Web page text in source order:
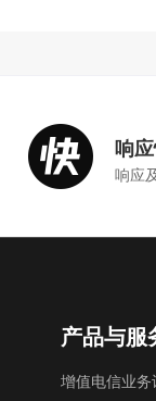
响
响应
产品与服
增值电信业